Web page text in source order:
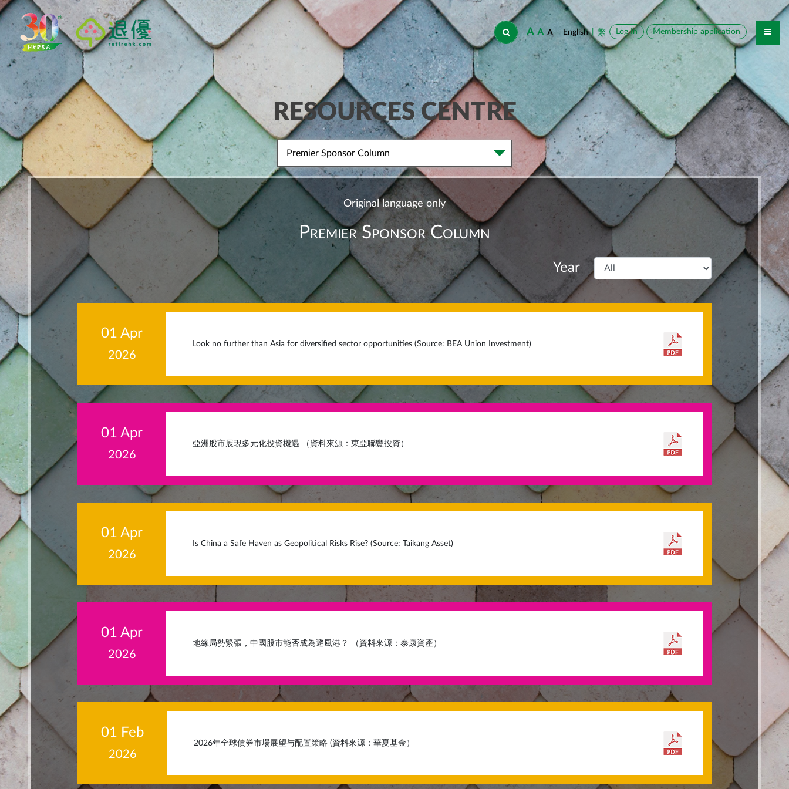
A A A Log In
English 繁 Membership application
RESOURCES CENTRE
Premier Sponsor Column
Original language only
Premier Sponsor Column
Year
01 Apr
2026
Look no further than Asia for diversified sector opportunities (Source: BEA Union Investment)
01 Apr
2026
亞洲股市展現多元化投資機遇 （資料來源：東亞聯豐投資）
01 Apr
2026
Is China a Safe Haven as Geopolitical Risks Rise? (Source: Taikang Asset)
01 Apr
2026
地緣局勢緊張，中國股市能否成為避風港？ （資料來源：泰康資產）
01 Feb
2026
2026年全球債券市場展望与配置策略 (資料來源：華夏基金）